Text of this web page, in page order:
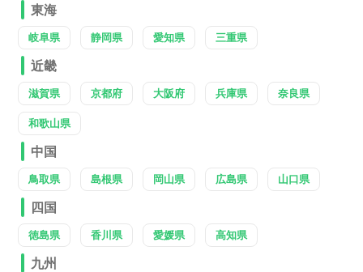
東海
岐阜県 静岡県 愛知県 三重県
近畿
滋賀県 京都府 大阪府 兵庫県 奈良県
和歌山県
中国
鳥取県 島根県 岡山県 広島県 山口県
四国
徳島県 香川県 愛媛県 高知県
九州